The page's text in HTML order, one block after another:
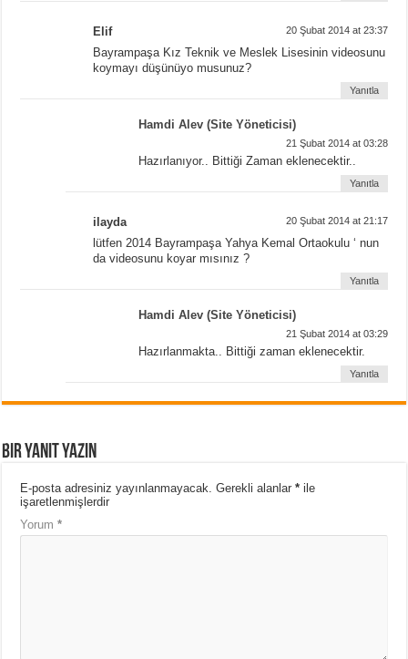
Elif 20 Şubat 2014 at 23:37
Bayrampaşa Kız Teknik ve Meslek Lisesinin videosunu
koymayı düşünüyo musunuz?
Yanıtla
Hamdi Alev (Site Yöneticisi)
21 Şubat 2014 at 03:28
Hazırlanıyor.. Bittiği Zaman eklenecektir..
Yanıtla
ilayda 20 Şubat 2014 at 21:17
lütfen 2014 Bayrampaşa Yahya Kemal Ortaokulu ‘ nun
da videosunu koyar mısınız ?
Yanıtla
Hamdi Alev (Site Yöneticisi)
21 Şubat 2014 at 03:29
Hazırlanmakta.. Bittiği zaman eklenecektir.
Yanıtla
Bir yanıt yazın
E-posta adresiniz yayınlanmayacak. Gerekli alanlar* ile
işaretlenmişlerdir
Yorum*